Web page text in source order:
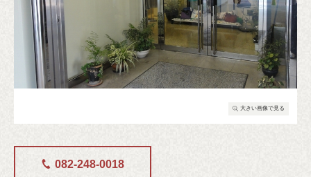
大きい画像で見る
082-248-0018